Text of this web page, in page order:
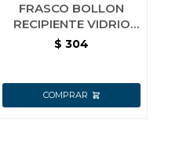
FRASCO BOLLON
RECIPIENTE VIDRIO
C/TAPA DE MADERA
$ 304